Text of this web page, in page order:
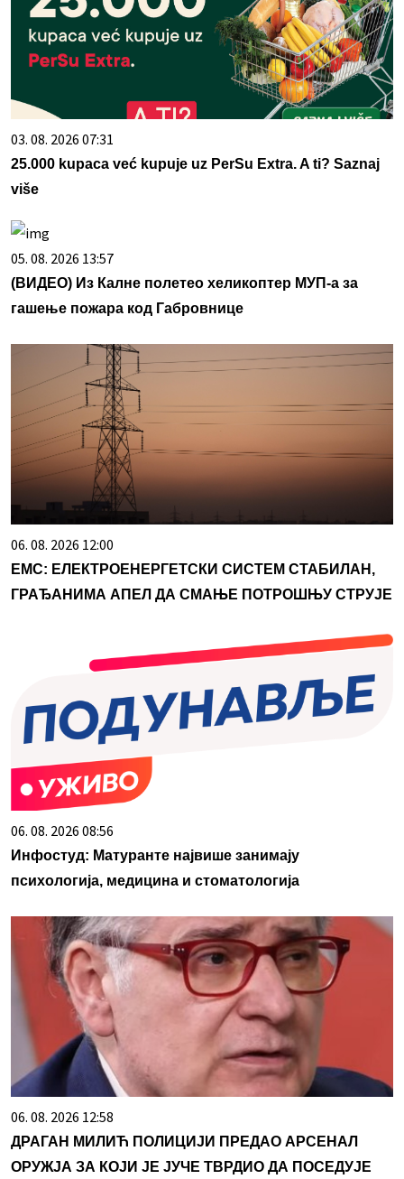
03. 08. 2026 07:31
25.000 kupaca već kupuje uz PerSu Extra. A ti? Saznaj
više
05. 08. 2026 13:57
(ВИДЕО) Из Калне полетео хеликоптер МУП-а за
гашење пожара код Габровнице
06. 08. 2026 12:00
ЕМС: ЕЛЕКТРОЕНЕРГЕТСКИ СИСТЕМ СТАБИЛАН,
ГРАЂАНИМА АПЕЛ ДА СМАЊЕ ПОТРОШЊУ СТРУЈЕ
06. 08. 2026 08:56
Инфостуд: Матуранте највише занимају
психологија, медицина и стоматологија
06. 08. 2026 12:58
ДРАГАН МИЛИЋ ПОЛИЦИЈИ ПРЕДАО АРСЕНАЛ
ОРУЖЈА ЗА КОЈИ ЈЕ ЈУЧЕ ТВРДИО ДА ПОСЕДУЈЕ